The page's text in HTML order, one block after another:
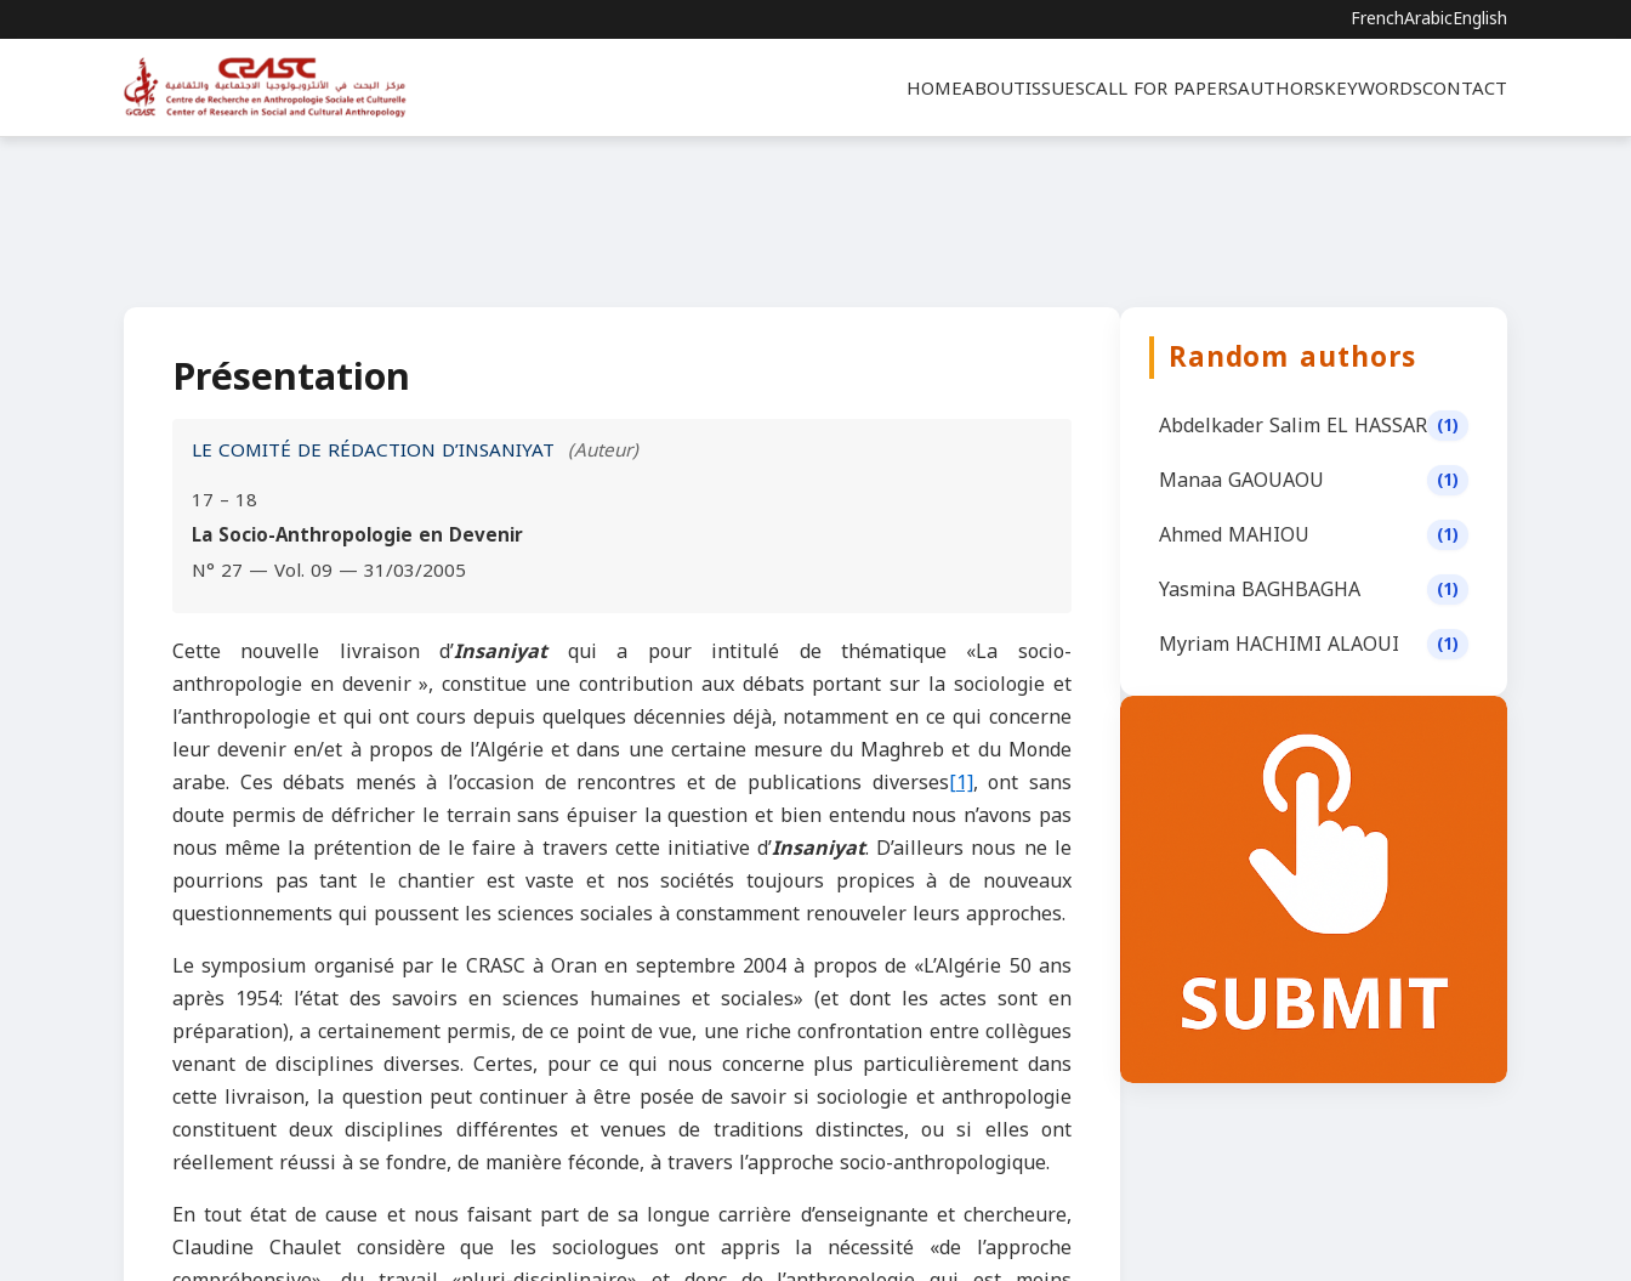
FrenchArabicEnglish
HOMEABOUTISSUESCALL FOR PAPERSAUTHORSKEYWORDSCONTACT
Présentation
LE COMITÉ DE RÉDACTION D’INSANIYAT (Auteur)
17 – 18
La Socio-Anthropologie en Devenir
N° 27 — Vol. 09 — 31/03/2005
Cette nouvelle livraison d’Insaniyatqui a pour intitulé de thématique «La socio-
anthropologie en devenir », constitue une contribution aux débats portant sur la sociologie et
l’anthropologie et qui ont cours depuis quelques décennies déjà, notamment en ce qui concerne
leur devenir en/et à propos de l’Algérie et dans une certaine mesure du Maghreb et du Monde
arabe. Ces débats menés à l’occasion de rencontres et de publications diverses[1], ont sans
doute permis de défricher le terrain sans épuiser la question et bien entendu nous n’avons pas
nous même la prétention de le faire à travers cette initiative d’Insaniyat. D’ailleurs nous ne le
pourrions pas tant le chantier est vaste et nos sociétés toujours propices à de nouveaux
questionnements qui poussent les sciences sociales à constamment renouveler leurs approches.
Le symposium organisé par le CRASC à Oran en septembre 2004 à propos de «L’Algérie 50 ans
après 1954: l’état des savoirs en sciences humaines et sociales» (et dont les actes sont en
préparation), a certainement permis, de ce point de vue, une riche confrontation entre collègues
venant de disciplines diverses. Certes, pour ce qui nous concerne plus particulièrement dans
cette livraison, la question peut continuer à être posée de savoir si sociologie et anthropologie
constituent deux disciplines différentes et venues de traditions distinctes, ou si elles ont
réellement réussi à se fondre, de manière féconde, à travers l’approche socio-anthropologique.
En tout état de cause et nous faisant part de sa longue carrière d’enseignante et chercheure,
Claudine Chaulet considère que les sociologues ont appris la nécessité «de l’approche
Random authors
Abdelkader Salim EL HASSAR (1)
Manaa GAOUAOU (1)
Ahmed MAHIOU (1)
Yasmina BAGHBAGHA (1)
Myriam HACHIMI ALAOUI (1)